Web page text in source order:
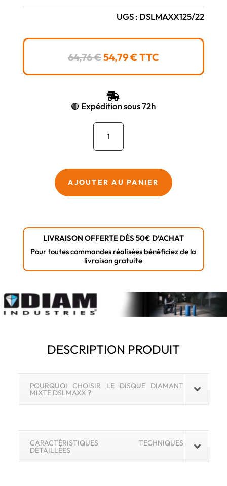
UGS : DSLMAXX125/22
64,76€LE
ÉTAIT :
64,76 €.
54,79€LE
54,79 €.
TTC

🟢 Expédition sous 72h
Disque
mixte
DIAM
INDUSTRIES
AJOUTER AU PANIER
LIVRAISON OFFERTE DÈS 50€ D’ACHAT
Pour toutes commandes réalisées bénéficiez de la
livraison gratuite
DESCRIPTION PRODUIT
POURQUOI CHOISIR LE DISQUE DIAMANT
MIXTE DSLMAXX ?
CARACTÉRISTIQUES TECHNIQUES
DÉTAILLÉES